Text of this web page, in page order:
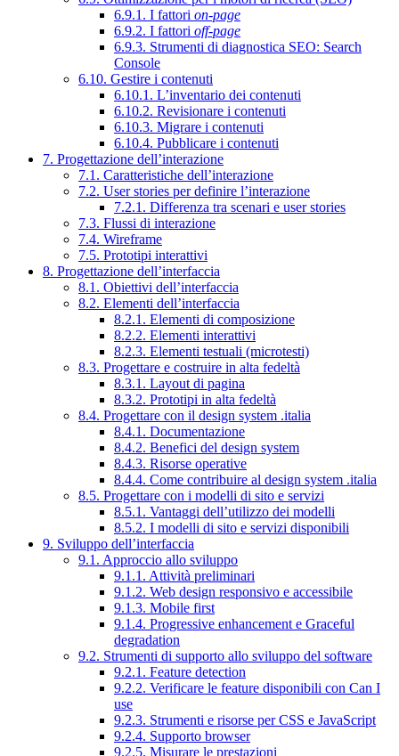
6.9.1. I fattori on-page
6.9.2. I fattori off-page
6.9.3. Strumenti di diagnostica SEO: Search
Console
6.10. Gestire i contenuti
6.10.1. L’inventario dei contenuti
6.10.2. Revisionare i contenuti
6.10.3. Migrare i contenuti
6.10.4. Pubblicare i contenuti
7. Progettazione dell’interazione
7.1. Caratteristiche dell’interazione
7.2. User stories per definire l’interazione
7.2.1. Differenza tra scenari e user stories
7.3. Flussi di interazione
7.4. Wireframe
7.5. Prototipi interattivi
8. Progettazione dell’interfaccia
8.1. Obiettivi dell’interfaccia
8.2. Elementi dell’interfaccia
8.2.1. Elementi di composizione
8.2.2. Elementi interattivi
8.2.3. Elementi testuali (microtesti)
8.3. Progettare e costruire in alta fedeltà
8.3.1. Layout di pagina
8.3.2. Prototipi in alta fedeltà
8.4. Progettare con il design system .italia
8.4.1. Documentazione
8.4.2. Benefici del design system
8.4.3. Risorse operative
8.4.4. Come contribuire al design system .italia
8.5. Progettare con i modelli di sito e servizi
8.5.1. Vantaggi dell’utilizzo dei modelli
8.5.2. I modelli di sito e servizi disponibili
9. Sviluppo dell’interfaccia
9.1. Approccio allo sviluppo
9.1.1. Attività preliminari
9.1.2. Web design responsivo e accessibile
9.1.3. Mobile first
9.1.4. Progressive enhancement e Graceful
degradation
9.2. Strumenti di supporto allo sviluppo del software
9.2.1. Feature detection
9.2.2. Verificare le feature disponibili con Can I
use
9.2.3. Strumenti e risorse per CSS e JavaScript
9.2.4. Supporto browser
9.2.5. Misurare le prestazioni